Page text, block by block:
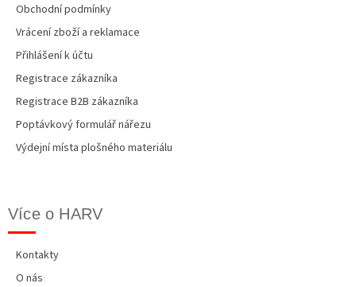
Obchodní podmínky
Vrácení zboží a reklamace
Přihlášení k účtu
Registrace zákazníka
Registrace B2B zákazníka
Poptávkový formulář nářezu
Výdejní místa plošného materiálu
Více o HARV
Kontakty
O nás